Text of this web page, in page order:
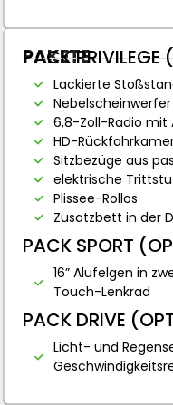
PAKETE
PACK
Lackierte
Nebelscheinwerfer
6,8-Zoll-Radio mit
HD-
Sitzbezüge aus
elektrische
Plissee-Rollos
Zusatzbett in der
PACK SPORT
16” Alufelgen in
Touch-Lenkrad
PACK DRIVE
Licht- und